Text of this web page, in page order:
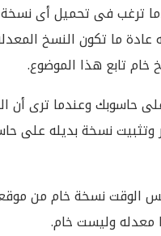
وانصحك عندما ترغب فى
ما تكون النسخ
تابع هذا الموضوع.
حاسوبك وعندما ترى أن
وتثبيت نسخة بديله على
الوقت نسخة خام من
معدله وليست خام.